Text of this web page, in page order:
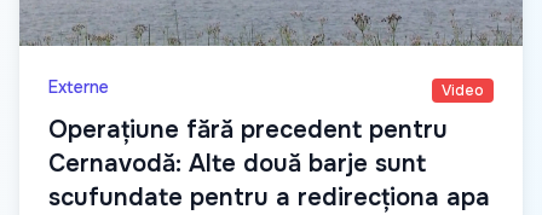
Externe Video
Operațiune fără precedent pentru
Cernavodă: Alte două barje sunt
scufundate pentru a redirecționa apa